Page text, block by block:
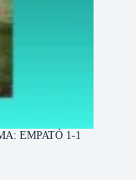
EMPATÓ 1-1